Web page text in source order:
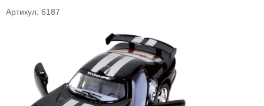
Лонгсливы
Ім'я користувача
Артикул: 6187